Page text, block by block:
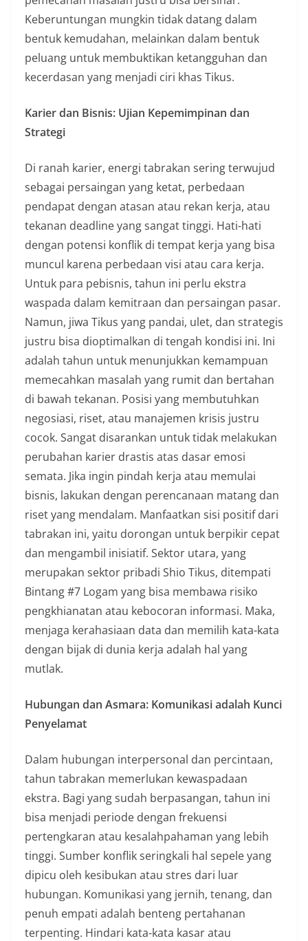
Keberuntungan mungkin tidak datang dalam
bentuk kemudahan, melainkan dalam bentuk
peluang untuk membuktikan ketangguhan dan
kecerdasan yang menjadi ciri khas Tikus.
Karier dan Bisnis: Ujian Kepemimpinan dan
Strategi
Di ranah karier, energi tabrakan sering terwujud
sebagai persaingan yang ketat, perbedaan
pendapat dengan atasan atau rekan kerja, atau
tekanan deadline yang sangat tinggi. Hati-hati
dengan potensi konflik di tempat kerja yang bisa
muncul karena perbedaan visi atau cara kerja.
Untuk para pebisnis, tahun ini perlu ekstra
waspada dalam kemitraan dan persaingan pasar.
Namun, jiwa Tikus yang pandai, ulet, dan strategis
justru bisa dioptimalkan di tengah kondisi ini. Ini
adalah tahun untuk menunjukkan kemampuan
memecahkan masalah yang rumit dan bertahan
di bawah tekanan. Posisi yang membutuhkan
negosiasi, riset, atau manajemen krisis justru
cocok. Sangat disarankan untuk tidak melakukan
perubahan karier drastis atas dasar emosi
semata. Jika ingin pindah kerja atau memulai
bisnis, lakukan dengan perencanaan matang dan
riset yang mendalam. Manfaatkan sisi positif dari
tabrakan ini, yaitu dorongan untuk berpikir cepat
dan mengambil inisiatif. Sektor utara, yang
merupakan sektor pribadi Shio Tikus, ditempati
Bintang #7 Logam yang bisa membawa risiko
pengkhianatan atau kebocoran informasi. Maka,
menjaga kerahasiaan data dan memilih kata-kata
dengan bijak di dunia kerja adalah hal yang
mutlak.
Hubungan dan Asmara: Komunikasi adalah Kunci
Penyelamat
Dalam hubungan interpersonal dan percintaan,
tahun tabrakan memerlukan kewaspadaan
ekstra. Bagi yang sudah berpasangan, tahun ini
bisa menjadi periode dengan frekuensi
pertengkaran atau kesalahpahaman yang lebih
tinggi. Sumber konflik seringkali hal sepele yang
dipicu oleh kesibukan atau stres dari luar
hubungan. Komunikasi yang jernih, tenang, dan
penuh empati adalah benteng pertahanan
terpenting. Hindari kata-kata kasar atau